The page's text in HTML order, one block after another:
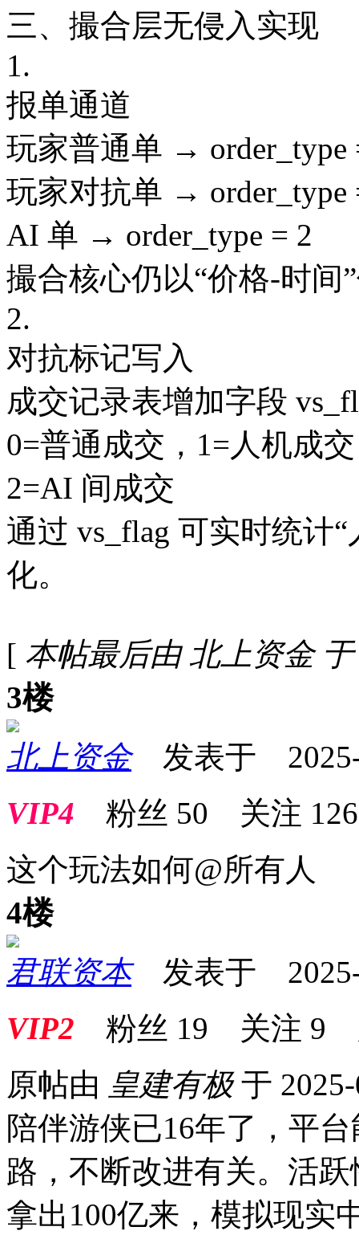
三、撮合层无侵入实现
1.
报单通道
玩家普通单 → order_type
玩家对抗单 → order_type
AI 单 → order_type = 2
撮合核心仍以“价格-时间
2.
对抗标记写入
成交记录表增加字段
0=普通成交，1=人机成
2=AI 间成交
通过 vs_flag 可实时统计
化。
[ 本帖最后由 北上资金
3楼
北上资金发表于 2025-
VIP4 粉丝 50 关注 126
这个玩法如何@所有人
4楼
君联资本发表于 2025-
VIP2 粉丝 19 关注 9
原帖由 皇建有极于
陪伴游侠已16年了，平
路，不断改进有关。活
拿出100亿来，模拟现实